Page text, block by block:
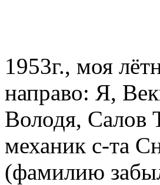
1953г., моя
направо: Я,
Володя,
механик с-та
(фамилию